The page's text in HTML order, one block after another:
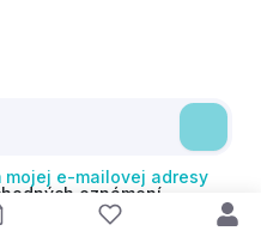
mojej e-mailovej adresy
oznámení
6 ods. 1 písm. a)
môžem kedykoľvek